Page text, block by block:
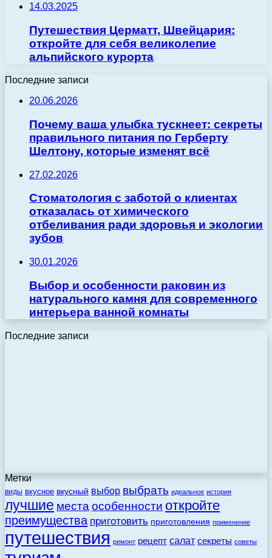
14.03.2025
Путешествия Церматт, Швейцария:
откройте для себя великолепие
альпийского курорта
Последние записи
20.06.2026
Почему ваша улыбка тускнеет: секреты
правильного питания по Герберту
Шелтону, которые изменят всё
27.02.2026
Стоматология с заботой о клиентах
отказалась от химического
отбеливания ради здоровья и экологии
зубов
30.01.2026
Выбор и особенности раковин из
натурального камня для современного
интерьера ванной комнаты
Последние записи
Метки
виды вкусное вкусный выбор выбрать идеальное история
лучшие места особенности откройте
преимущества приготовить приготовления применение
путешествия ремонт рецепт салат секреты советы